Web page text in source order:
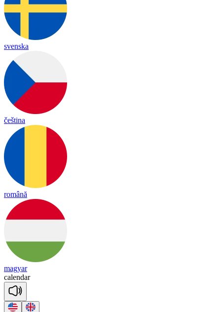
svenska
čeština
română
magyar
calendar